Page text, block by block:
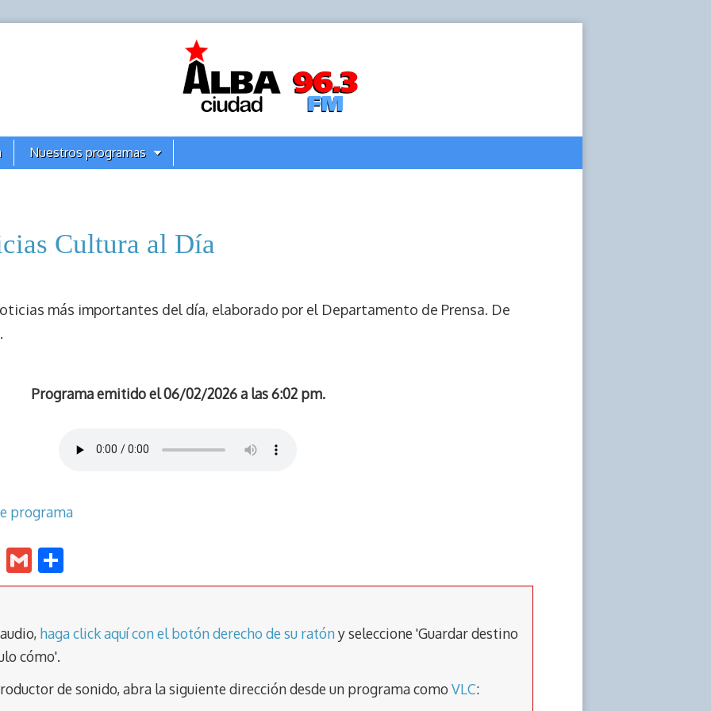
Nuestros programas
Cultura al Día
más importantes del día, elaborado por el Departamento de Prensa. De
Programa emitido el 06/02/2026 a las 6:02 pm.
programa
E
m
l
G
m
l
o
p
tir
haga click aquí con el botón derecho de su ratóny seleccione 'Guardar destino
cómo'.
de sonido, abra la siguiente dirección desde un programa como VLC: